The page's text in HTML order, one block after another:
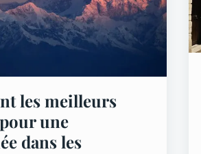
les meilleurs
une
dans les